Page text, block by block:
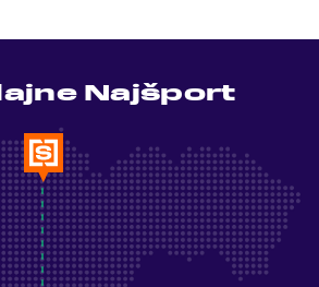
Najšport